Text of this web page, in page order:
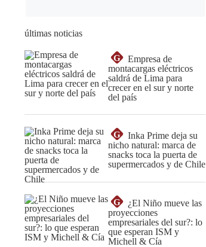
últimas noticias
G
Empresa de
montacargas eléctricos
saldrá de Lima para
crecer en el sur y norte
del país
G
Inka Prime deja su
nicho natural: marca de
snacks toca la puerta de
supermercados y de Chile
G
¿El Niño mueve las
proyecciones
empresariales del sur?: lo
que esperan ISM y
Michell & Cía